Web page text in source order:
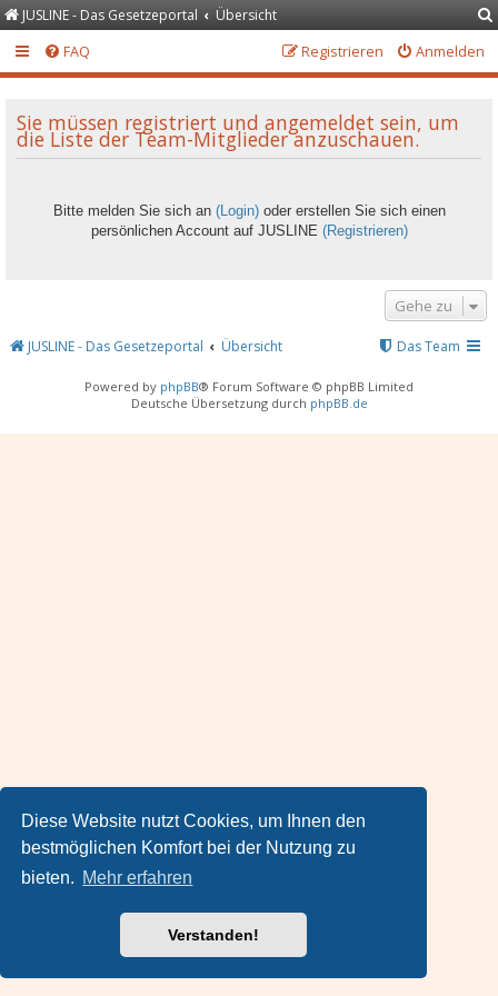
Diese Website nutzt Cookies, um Ihnen den
bestmöglichen Komfort bei der Nutzung zu
bieten. Mehr erfahren
Verstanden!
JUSLINE - Das Gesetzeportal Übersicht
FAQ Anmelden
Registrieren
Sie müssen registriert und angemeldet sein, um
die Liste der Team-Mitglieder anzuschauen.
Bitte melden Sie sich an (Login)oder erstellen Sie sich einen
persönlichen Account auf JUSLINE (Registrieren)
Gehe zu
JUSLINE - Das Gesetzeportal Übersicht Das Team
Powered by phpBB® Forum Software © phpBB Limited
Deutsche Übersetzung durch phpBB.de